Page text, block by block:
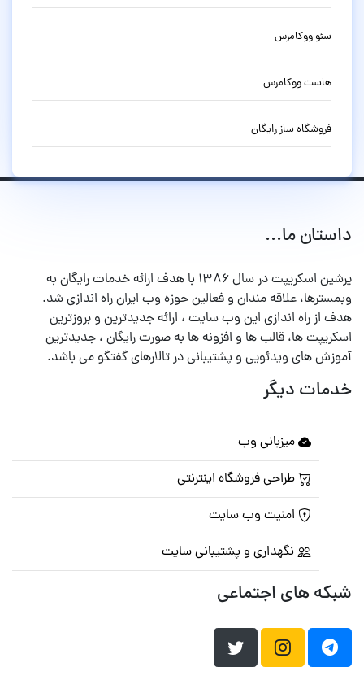
سئو ووکامرس
هاست ووکامرس
فروشگاه ساز رایگان
داستان ما...
پرشین اسکریپت در سال ۱۳۸۶ با هدف ارائه خدمات رایگان به
وبمسترها، علاقه مندان و فعالین حوزه وب ایران راه اندازی شد.
هدف از راه اندازی این وب سایت ، ارائه جدیدترین و بروزترین
اسکریپت ها، قالب ها و افزونه ها به صورت رایگان ، جدیدترین
آموزش های ویدئویی و پشتیبانی در تالارهای گفتگو می باشد.
خدمات دیگر
میزبانی وب
طراحی فروشگاه اینترنتی
امنیت وب سایت
نگهداری و پشتیبانی سایت
شبکه های اجتماعی